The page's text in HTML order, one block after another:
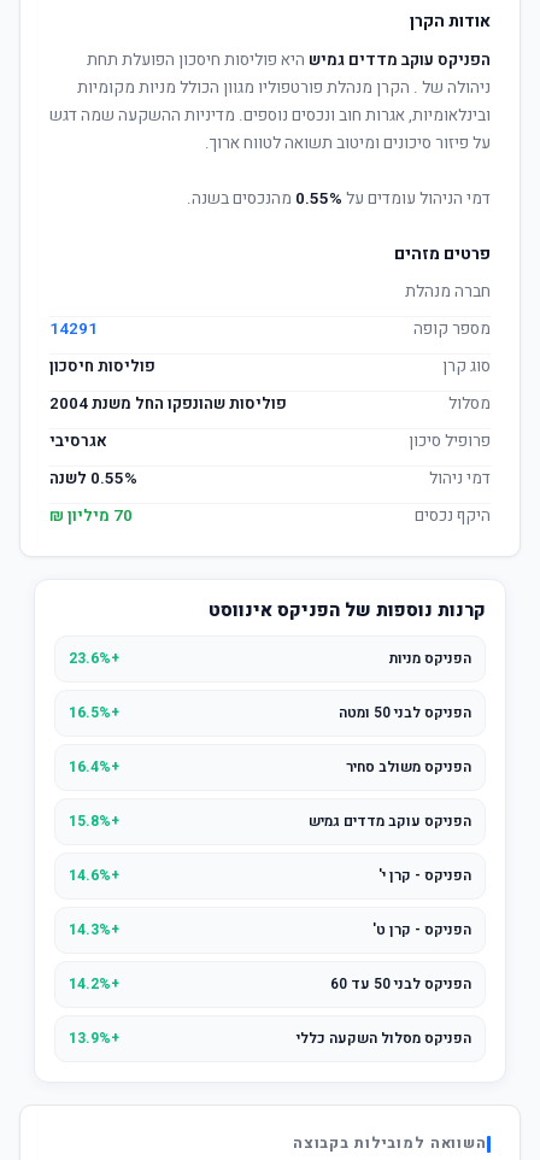
אודות הקרן
הפניקס עוקב מדדים גמיש היא פוליסות חיסכון הפועלת תחת
ניהולה של . הקרן מנהלת פורטפוליו מגוון הכולל מניות מקומיות
ובינלאומיות, אגרות חוב ונכסים נוספים. מדיניות ההשקעה שמה דגש
על פיזור סיכונים ומיטוב תשואה לטווח ארוך.
דמי הניהול עומדים על 0.55% מהנכסים בשנה.
פרטים מזהים
חברה מנהלת
מספר קופה
14291
סוג קרן
פוליסות חיסכון
מסלול
פוליסות שהונפקו החל משנת 2004
פרופיל סיכון
אגרסיבי
דמי ניהול
0.55% לשנה
היקף נכסים
70 מיליון ₪
קרנות נוספות של הפניקס אינווסט
הפניקס מניות +23.6%
הפניקס לבני 50 ומטה +16.5%
הפניקס משולב סחיר +16.4%
הפניקס עוקב מדדים גמיש +15.8%
הפניקס - קרן י' +14.6%
הפניקס - קרן ט' +14.3%
הפניקס לבני 50 עד 60 +14.2%
הפניקס מסלול השקעה כללי +13.9%
השוואה למובילות בקבוצה